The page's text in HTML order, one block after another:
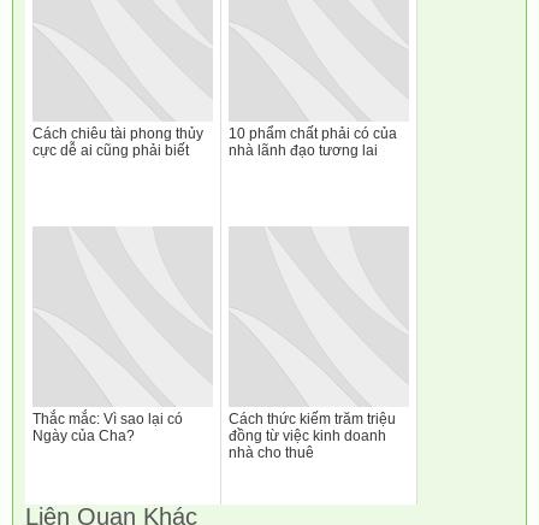
Cách chiêu tài phong thủy
cực dễ ai cũng phải biết
10 phẩm chất phải có của
nhà lãnh đạo tương lai
Thắc mắc: Vì sao lại có
Ngày của Cha?
Cách thức kiếm trăm triệu
đồng từ việc kinh doanh
nhà cho thuê
Liên Quan Khác